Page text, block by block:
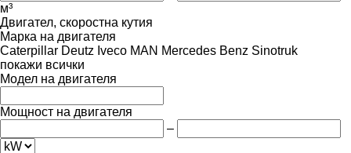
м³
Двигател, скоростна кутия
Марка на двигателя
Caterpillar Deutz Iveco MAN Mercedes Benz Sinotruk
покажи всички
Модел на двигателя
Мощност на двигателя
–